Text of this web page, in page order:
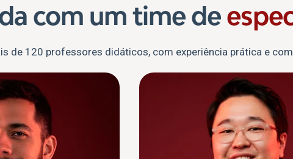
com um time de
de 120 professores didáticos, com experiência prática e